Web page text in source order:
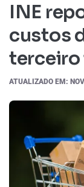
INE
custos
terceiro
ATUALIZADO EM: